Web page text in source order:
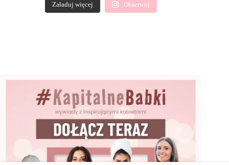
Załaduj więcej Obserwuj